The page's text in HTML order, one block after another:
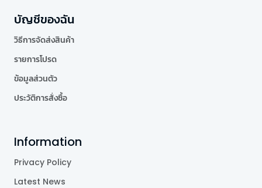
บัญชีของฉัน
วิธีการจัดส่งสินค้า
รายการโปรด
ข้อมูลส่วนตัว
ประวัติการสั่งซื้อ
Information
Privacy Policy
Latest News